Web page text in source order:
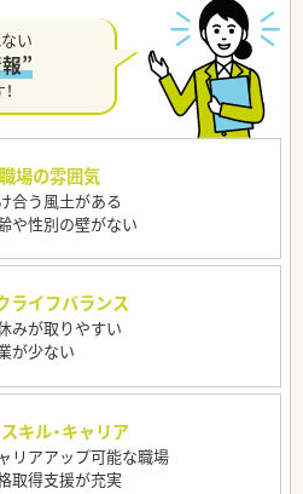
い
”
職場の雰囲気
合う風土がある
や性別の壁がない
ライフバランス
みが取りやすい
が少ない
スキル・キャリア
リアアップ可能な職場
取得支援が充実